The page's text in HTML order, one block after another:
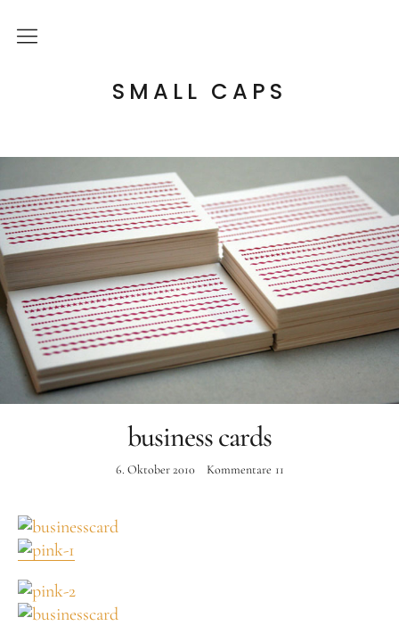
SMALL CAPS
Über mich
Letterpress Workshops
Online Kurs
Blog
business cards
6. Oktober 2010 Kommentare 11